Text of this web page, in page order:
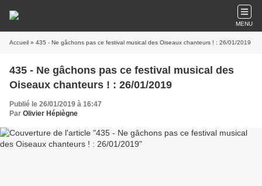
MENU
Accueil » 435 - Ne gâchons pas ce festival musical des Oiseaux chanteurs ! : 26/01/2019
435 - Ne gâchons pas ce festival musical des
Oiseaux chanteurs ! : 26/01/2019
Publié le 26/01/2019 à 16:47
Par Olivier Hépiègne